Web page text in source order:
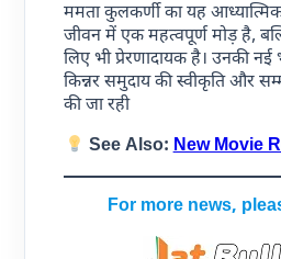
ममता कुलकर्णी का यह
जीवन में एक महत्वपूर्ण मोड़ है,
लिए भी प्रेरणादायक है। उनकी
किन्नर समुदाय की स्वीकृति और
की जा रही
See Also:New Movie
For more news,